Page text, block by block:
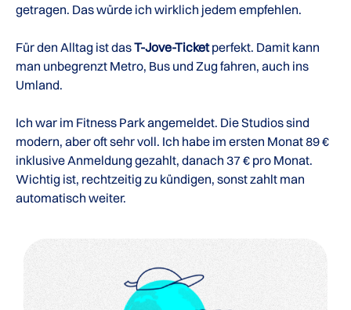
getragen. Das würde ich wirklich jedem empfehlen.
Für den Alltag ist dasT-Jove-Ticketperfekt. Damit kann
man unbegrenzt Metro, Bus und Zug fahren, auch ins
Umland.
Ich war im Fitness Park angemeldet. Die Studios sind
modern, aber oft sehr voll. Ich habe im ersten Monat 89 €
inklusive Anmeldung gezahlt, danach 37 € pro Monat.
Wichtig ist, rechtzeitig zu kündigen, sonst zahlt man
automatisch weiter.